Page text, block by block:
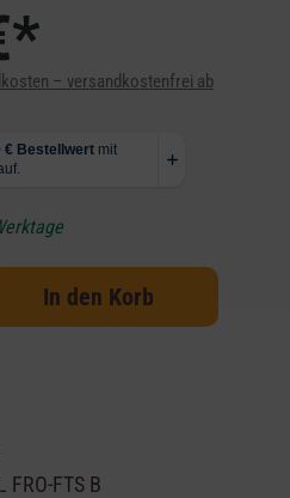
– versandkostenfrei ab
In den Korb
FRO-FTS B